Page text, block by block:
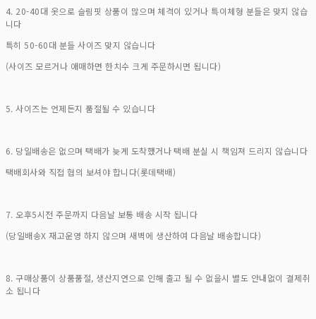
4. 20-40대 옷으로 슬림핏 상품이 많으며 체격이 있거나 특이체형 분들은 맞지 않습
니다
특히 50-60대 분들 사이즈 맞지 않습니다
(사이즈 모르거나 애매하면 한치수 크게 주문하시면 됩니다)
5. 사이즈는 언제든지 품절될 수 있습니다
6. 당일배송은 없으며 택배가 늦게 도착했거나 택배 분실 시 책임져 드리지 않습니다
택배회사와 직접 협의 보셔야 합니다(롯데택배)
7. 오후5시전 주문까지 다음날 보통 배송 시작 됩니다
(당일배송X 재고운영 하지 않으며 새벽에 생산하여 다음날 배송합니다)
8. 구매상품이 상품품절, 생산지연으로 인해 출고 될 수 없을시 별도 안내없이 결제취
소 됩니다